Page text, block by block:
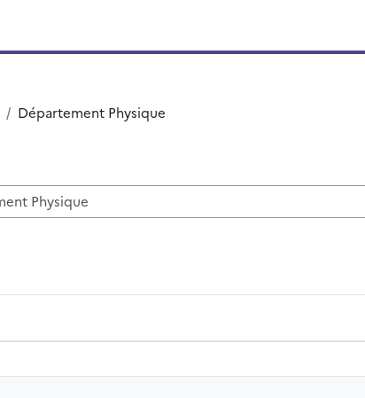
Département Physique